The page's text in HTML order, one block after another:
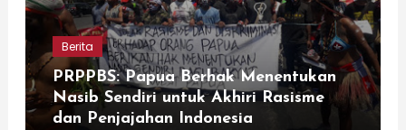
Berita
PRPPBS: Papua Berhak Menentukan
Nasib Sendiri untuk Akhiri Rasisme
dan Penjajahan Indonesia